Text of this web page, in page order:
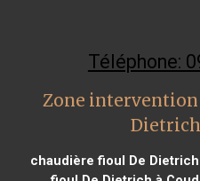
Téléphone:
Zone
chaudière fioul De Dietrich